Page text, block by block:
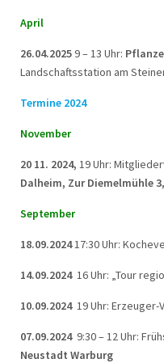
April
26.04.20259 – 13 Uhr:
Landschaftsstation am
Termine 2024
November
20 11. 2024, 19 Uhr:
Dalheim, Zur Diemelmühle
September
18.09.202417:30 Uhr:
14.09.2024 16 Uhr: „Tour
10.09.2024 19 Uhr:
07.09.2024 9:30 – 12 Uhr:
Neustadt Warburg